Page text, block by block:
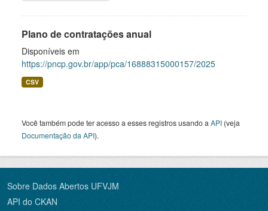
Plano de contratações anual
Disponíveis em
https://pncp.gov.br/app/pca/16888315000157/2025
CSV
Você também pode ter acesso a esses registros usando a API (veja
Documentação da API).
Sobre Dados Abertos UFVJM
API do CKAN